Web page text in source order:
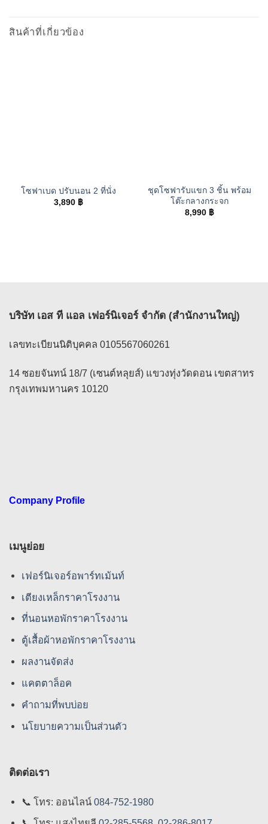
สินค้าที่เกี่ยวข้อง
โซฟาเบด ปรับนอน 2 ที่นั่ง
3,890 ฿
ชุดโซฟารับแขก 3 ชิ้น พร้อม
โต๊ะกลางกระจก
8,990 ฿
บริษัท เอส ที แอล เฟอร์นิเจอร์ จำกัด (สำนักงานใหญ่)
เลขทะเบียนนิติบุคคล 0105567060261
14 ซอยจันทน์ 18/7 (เซนต์หลุยส์) แขวงทุ่งวัดดอน เขตสาทร
กรุงเทพมหานคร 10120
Company Profile
เมนูย่อย
เฟอร์นิเจอร์อพาร์ทเม้นท์
เตียงเหล็กราคาโรงงาน
ที่นอนหอพักราคาโรงงาน
ตู้เสื้อผ้าหอพักราคาโรงงาน
ผลงานจัดส่ง
แคตตาล็อค
คําถามที่พบบ่อย
นโยบายความเป็นส่วนตัว
ติดต่อเรา
📞โทร: ออนไลน์084-752-1980